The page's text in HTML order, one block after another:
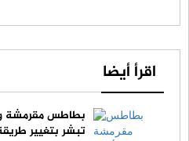
اقرأ أيضا
بطاطس مقرمشة
تبشر بتغيير